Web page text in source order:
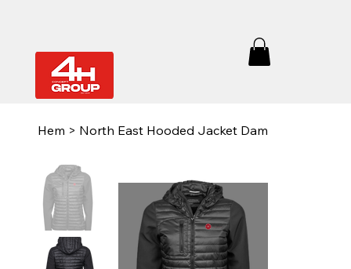
Hem > North East Hooded Jacket Dam